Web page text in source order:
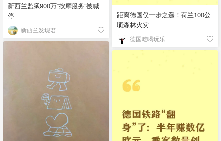
新西兰监狱900万“按摩服务”被喊
停
新西兰发现君
距离德国仅一步之遥！荷兰100公
顷森林火灾
德国吃喝玩乐